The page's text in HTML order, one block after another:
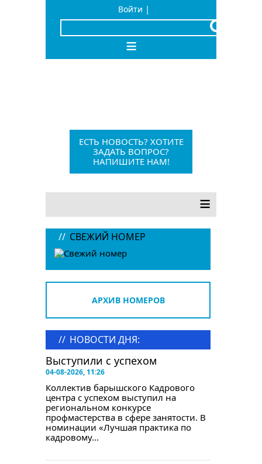
Войти |
x
≡
ЕСТЬ НОВОСТЬ? ХОТИТЕ
ЗАДАТЬ ВОПРОС?
НАПИШИТЕ НАМ!
12+
≡
// СВЕЖИЙ НОМЕР
АРХИВ НОМЕРОВ
// НОВОСТИ ДНЯ:
Выступили с успехом
04-08-2026, 11:26
Коллектив барышского Кадрового
центра с успехом выступил на
региональном конкурсе
профмастерства в сфере занятости. В
номинации «Лучшая практика по
кадровому...